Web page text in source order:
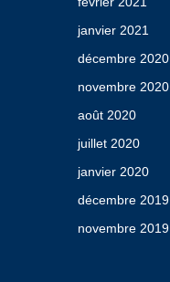
janvier 2021
décembre 2020
novembre 2020
août 2020
juillet 2020
janvier 2020
décembre 2019
novembre 2019